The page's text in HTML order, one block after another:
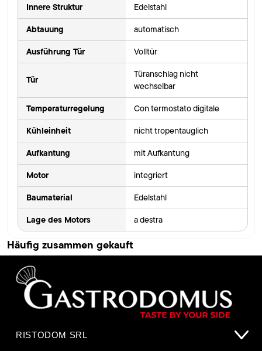
Innere Struktur Edelstahl
Abtauung automatisch
Ausführung Tür Volltür
Tür
Türanschlag nicht
wechselbar
Temperaturregelung Con termostato digitale
Kühleinheit nicht tropentauglich
Aufkantung mit Aufkantung
Motor integriert
Baumaterial Edelstahl
Lage des Motors a destra
Häufig zusammen gekauft
RISTODOM SRL